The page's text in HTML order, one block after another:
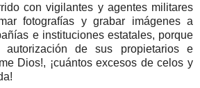
con vigilantes y agentes militares
fotografías y grabar imágenes a
e instituciones estatales, porque
de sus propietarios e
Dios!, ¡cuántos excesos de celos y